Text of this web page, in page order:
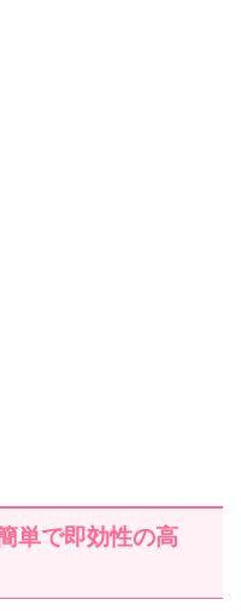
単で即効性の高